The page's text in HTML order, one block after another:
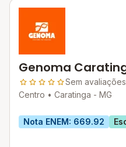
Genoma
Sem avaliações
Centro • Caratinga - MG
Nota ENEM: 669.92